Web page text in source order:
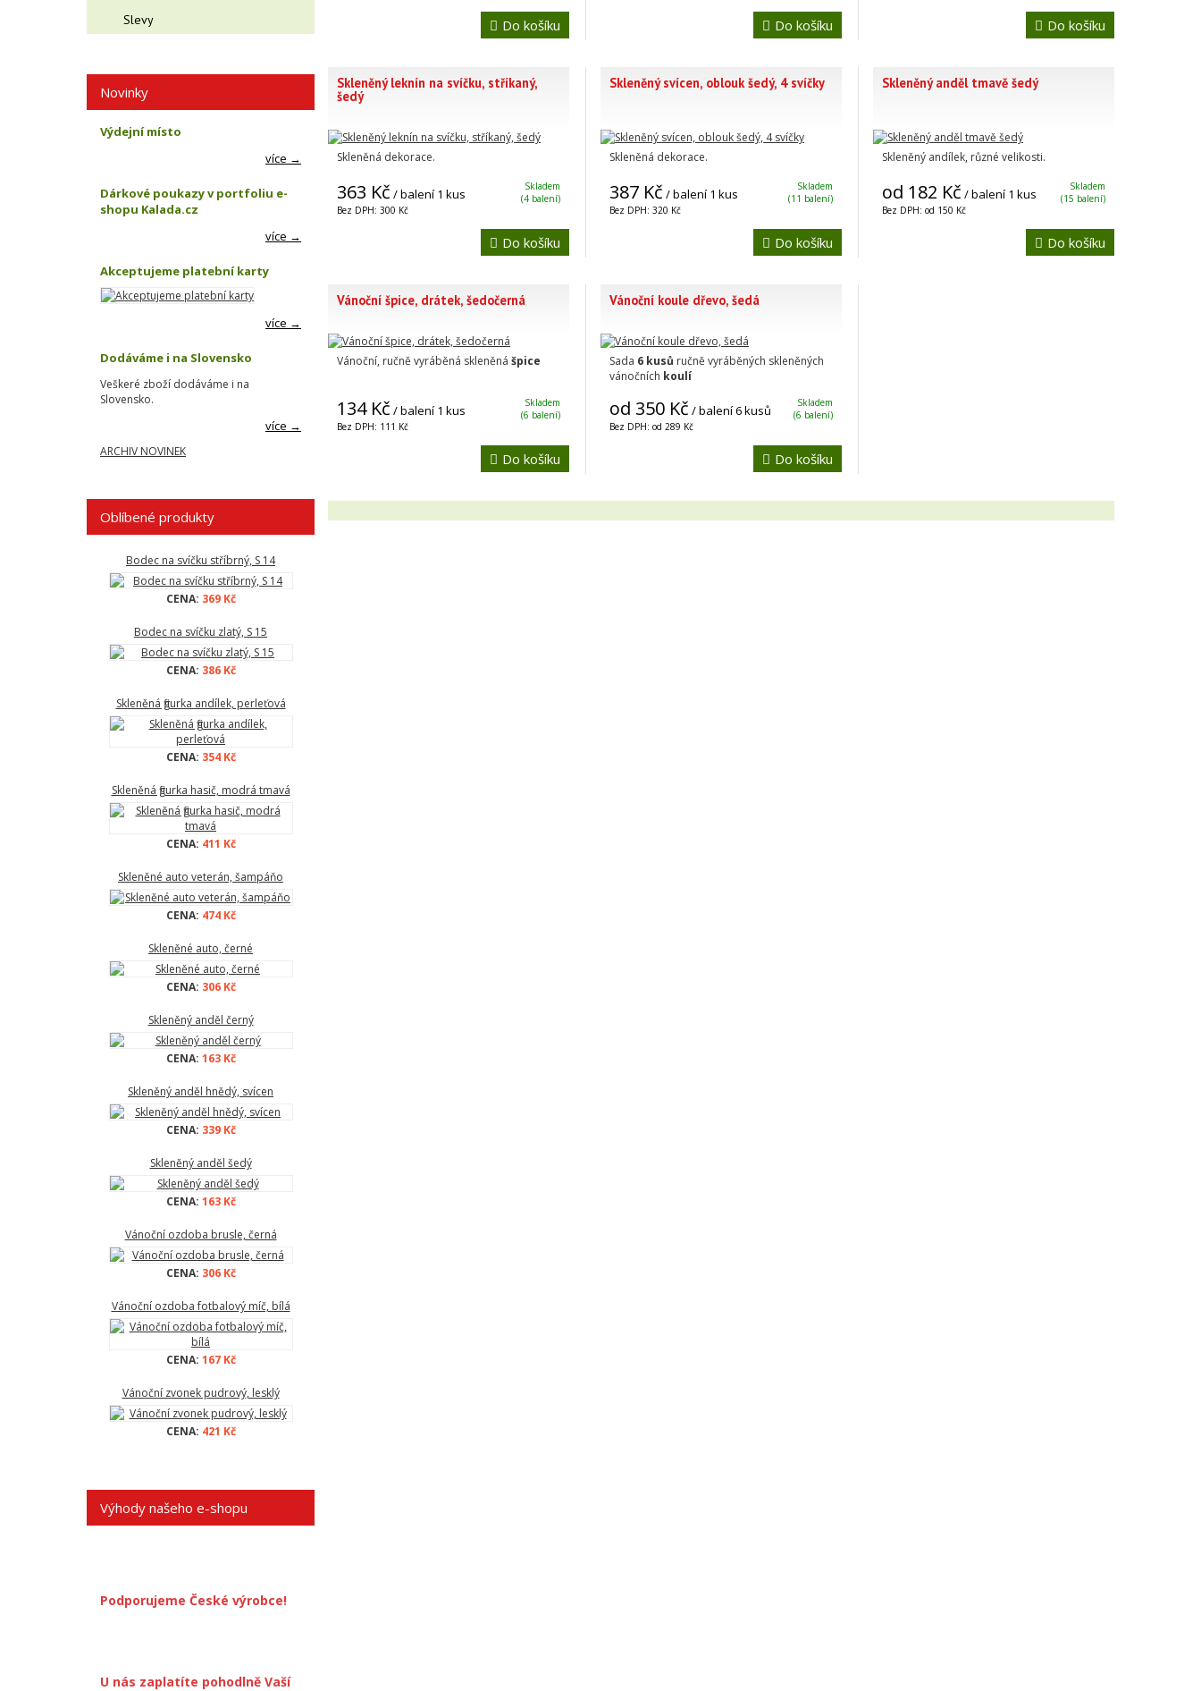
Slevy
Novinky
Výdejní místo
více →
Dárkové poukazy v portfoliu e-
shopu Kalada.cz
více →
Akceptujeme platební karty
více →
Dodáváme i na Slovensko
Veškeré zboží dodáváme i na
Slovensko.
více →
ARCHIV NOVINEK
Oblíbené produkty
Bodec na svíčku stříbrný, S 14
CENA: 369 Kč
Bodec na svíčku zlatý, S 15
CENA: 386 Kč
Skleněná figurka andílek, perleťová
CENA: 354 Kč
Skleněná figurka hasič, modrá tmavá
CENA: 411 Kč
Skleněné auto veterán, šampáňo
CENA: 474 Kč
Skleněné auto, černé
CENA: 306 Kč
Skleněný anděl černý
CENA: 163 Kč
Skleněný anděl hnědý, svícen
CENA: 339 Kč
Skleněný anděl šedý
CENA: 163 Kč
Vánoční ozdoba brusle, černá
CENA: 306 Kč
Vánoční ozdoba fotbalový míč, bílá
CENA: 167 Kč
Vánoční zvonek pudrový, lesklý
CENA: 421 Kč
Výhody našeho e-shopu
Podporujeme České výrobce!
U nás zaplatíte pohodlně Vaší
Do košíku Do košíku Do košíku
Skleněný leknín na svíčku, stříkaný,
šedý
Skleněná dekorace.
363 Kč / balení 1 kus
Bez DPH: 300 Kč
Skladem
(4 balení)
Do košíku
Skleněný svícen, oblouk šedý, 4 svíčky
Skleněná dekorace.
387 Kč / balení 1 kus
Bez DPH: 320 Kč
Skladem
(11 balení)
Do košíku
Skleněný anděl tmavě šedý
Skleněný andílek, různé velikosti.
od 182 Kč / balení 1 kus
Bez DPH: od 150 Kč
Skladem
(15 balení)
Do košíku
Vánoční špice, drátek, šedočerná
Vánoční, ručně vyráběná skleněná špice
134 Kč / balení 1 kus
Bez DPH: 111 Kč
Skladem
(6 balení)
Do košíku
Vánoční koule dřevo, šedá
Sada 6 kusů ručně vyráběných skleněných
vánočních koulí
od 350 Kč / balení 6 kusů
Bez DPH: od 289 Kč
Skladem
(6 balení)
Do košíku